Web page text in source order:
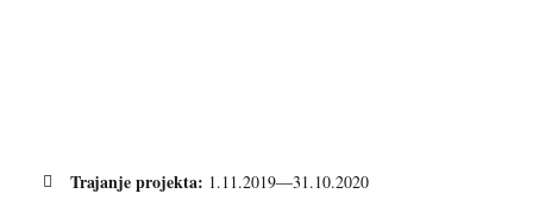
Trajanje projekta: 1.11.2019―31.10.2020